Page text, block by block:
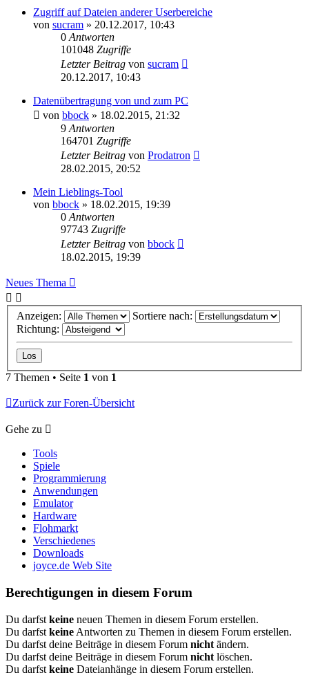
Zugriff auf Dateien anderer Userbereiche
von sucram » 20.12.2017, 10:43
0 Antworten
101048 Zugriffe
Letzter Beitrag von sucram
20.12.2017, 10:43
Datenübertragung von und zum PC
von bbock » 18.02.2015, 21:32
9 Antworten
164701 Zugriffe
Letzter Beitrag von Prodatron
28.02.2015, 20:52
Mein Lieblings-Tool
von bbock » 18.02.2015, 19:39
0 Antworten
97743 Zugriffe
Letzter Beitrag von bbock
18.02.2015, 19:39
Neues Thema
Anzeigen:
Sortiere nach:
Richtung:
7 Themen • Seite 1 von 1
Zurück zur Foren-Übersicht
Gehe zu
Tools
Spiele
Programmierung
Anwendungen
Emulator
Hardware
Flohmarkt
Verschiedenes
Downloads
joyce.de Web Site
Berechtigungen in diesem Forum
Du darfst keine neuen Themen in diesem Forum erstellen.
Du darfst keine Antworten zu Themen in diesem Forum erstellen.
Du darfst deine Beiträge in diesem Forum nicht ändern.
Du darfst deine Beiträge in diesem Forum nicht löschen.
Du darfst keine Dateianhänge in diesem Forum erstellen.